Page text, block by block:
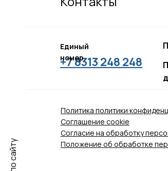
+7 8313 248 248
Единый
номер
Политика политики
Соглашение сookie
Согласие на обработку
Положение об обработке